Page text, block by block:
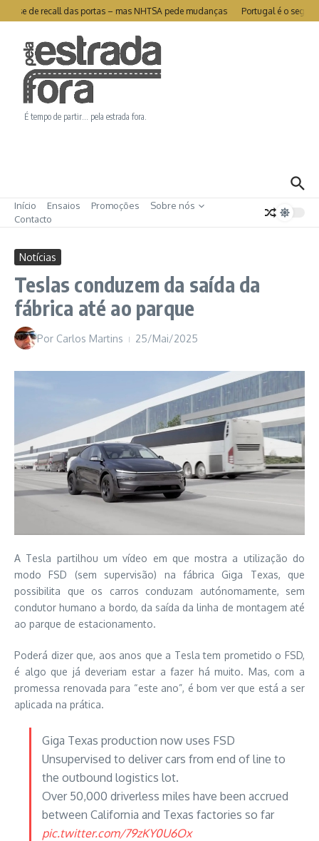
Ir para o conteúdo
se de recall das portas – mas NHTSA pede mudanças Portugal é o
É tempo de partir… pela estrada fora.
Início Ensaios Promoções
Sobre nós
Contacto
Notícias
Teslas conduzem da saída da
fábrica até ao parque
Por Carlos Martins 25/Mai/2025
A Tesla partilhou um vídeo em que mostra a utilização do
modo FSD (sem supervisão) na fábrica Giga Texas, que
possibilita que os carros conduzam autónomamente, sem
condutor humano a bordo, da saída da linha de montagem até
ao parque de estacionamento.
Poderá dizer que, aos anos que a Tesla tem prometido o FSD,
é algo que já deveriam estar a fazer há muito. Mas, com a
promessa renovada para “este ano”, é bom ver que está a ser
aplicada na prática.
Giga Texas production now uses FSD
Unsupervised to deliver cars from end of line to
the outbound logistics lot.
Over 50,000 driverless miles have been accrued
between California and Texas factories so far
pic.twitter.com/79zKY0U6Ox